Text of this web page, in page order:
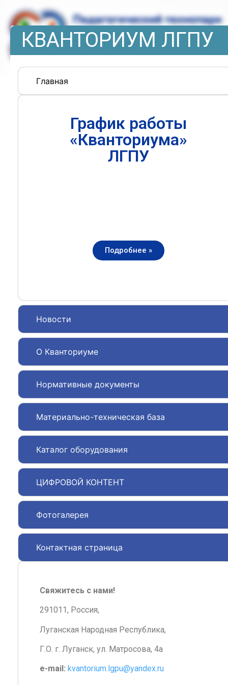
КВАНТОРИУМ ЛГПУ
Главная
Новости
О Кванториуме
Нормативные документы
Материально-техническая база
Каталог оборудования
ЦИФРОВОЙ КОНТЕНТ
Фотогалерея
Контактная страница
График работы
«Кванториума»
ЛГПУ
Подробнее »
Свяжитесь с нами!
291011, Россия,
Луганская Народная Республика,
Г.О. г. Луганск, ул. Матросова, 4а
e-mail: kvantorium.lgpu@yandex.ru